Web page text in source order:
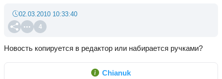
4
02.03.2010 10:33:40
Новость копируется в редактор или набирается ручками?
Chianuk